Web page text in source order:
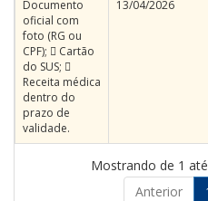
Documento
oficial com
foto (RG ou
CPF);  Cartão
do SUS; 
Receita médica
dentro do
prazo de
validade.
13/04/2026
Mostrando de 1
Anterior